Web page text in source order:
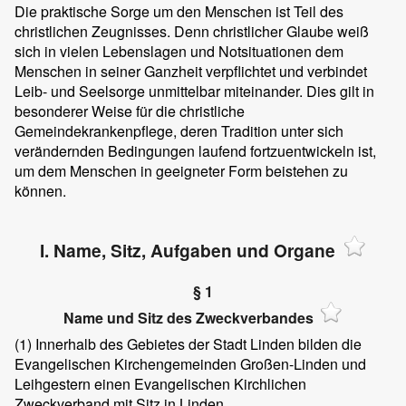
Die praktische Sorge um den Menschen ist Teil des
christlichen Zeugnisses. Denn christlicher Glaube weiß
sich in vielen Lebenslagen und Notsituationen dem
Menschen in seiner Ganzheit verpflichtet und verbindet
Leib- und Seelsorge unmittelbar miteinander. Dies gilt in
besonderer Weise für die christliche
Gemeindekrankenpflege, deren Tradition unter sich
verändernden Bedingungen laufend fortzuentwickeln ist,
um dem Menschen in geeigneter Form beistehen zu
können.
I. Name, Sitz, Aufgaben und Organe
§ 1
Name und Sitz des Zweckverbandes
(1) Innerhalb des Gebietes der Stadt Linden bilden die
Evangelischen Kirchengemeinden Großen-Linden und
Leihgestern einen Evangelischen Kirchlichen